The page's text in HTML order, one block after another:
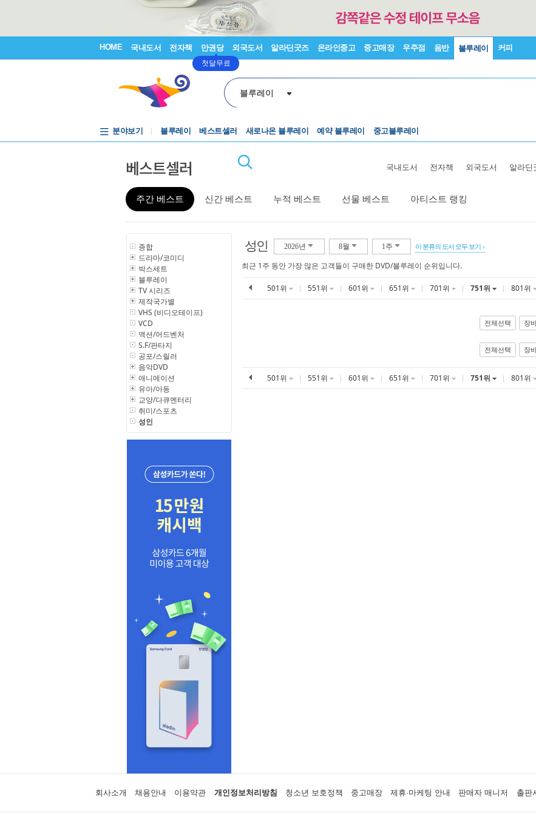
HOME 국내도서 전자책 만권당
첫달무료
외국도서 알라딘굿즈 온라인중고 중고매장 우주점 음반 블루레이 커피
블루레이
분야보기 블루레이 베스트셀러 새로나온 블루레이 예약 블루레이 중고블루레이
베스트셀러 국내도서 전자책 외국도서 알라딘
주간 베스트 신간 베스트 누적 베스트 선물 베스트 아티스트 랭킹
종합
드라마/코미디
박스세트
블루레이
TV 시리즈
제작국가별
VHS (비디오테이프)
VCD
액션/어드벤처
S.F/판타지
공포/스릴러
음악DVD
애니메이션
유아/아동
교양/다큐멘터리
취미/스포츠
성인
성인 2026년 8월 1주 이 분류의 도서 모두 보기
최근 1주 동안 가장 많은 고객들이 구매한 DVD/블루레이 순위입니다.
501위 551위 601위 651위 701위 751위 801위
전체선택 장
전체선택 장
501위 551위 601위 651위 701위 751위 801위
회사소개 채용안내 이용약관 개인정보처리방침 청소년 보호정책 중고매장 제휴·마케팅 안내 판매자 매니저 출판